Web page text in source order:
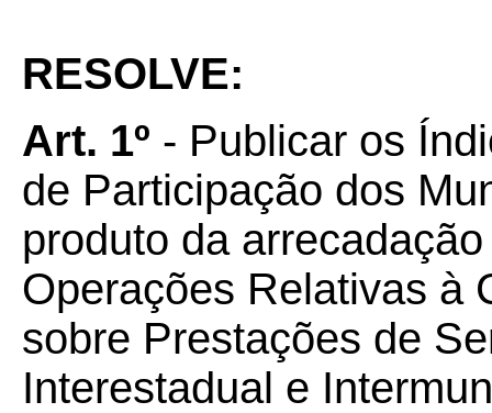
RESOLVE:
Art. 1º - Publicar os
de Participação dos
produto da
Operações Relativas à
sobre Prestações de
Interestadual e